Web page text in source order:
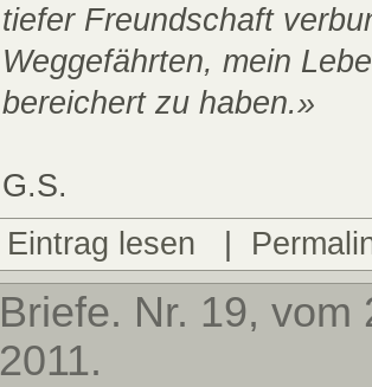
tiefer Freundschaft
Weggefährten, mein
bereichert zu haben.»
G.S.
Eintrag lesen
|
Briefe. Nr. 19, vom
2011.